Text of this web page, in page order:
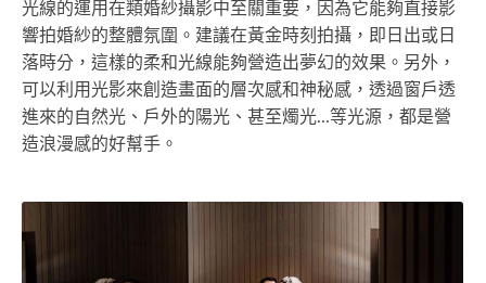
光線的運用在類婚紗攝影中至關重要，因為它能夠直接影
響拍婚紗的整體氛圍。建議在黃金時刻拍攝，即日出或日
落時分，這樣的柔和光線能夠營造出夢幻的效果。另外，
可以利用光影來創造畫面的層次感和神秘感，透過窗戶透
進來的自然光、戶外的陽光、甚至燭光...等光源，都是營
造浪漫感的好幫手。